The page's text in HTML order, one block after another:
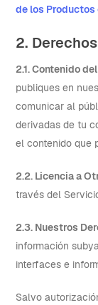
de los
2.
2.1. Contenido
publiques en
comunicar al
derivadas de tu
el contenido que
2.2. Licencia a
través del
2.3. Nuestros
información
interfaces e
Salvo